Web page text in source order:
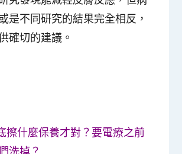
是不同研究的結果完全相反，
確切的建議。
擦什麼保養才對？要電療之前